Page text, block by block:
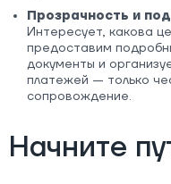
Прозрачность и
Интересует, какова
предоставим
документы и
платежей — только
сопровождение.
Начните